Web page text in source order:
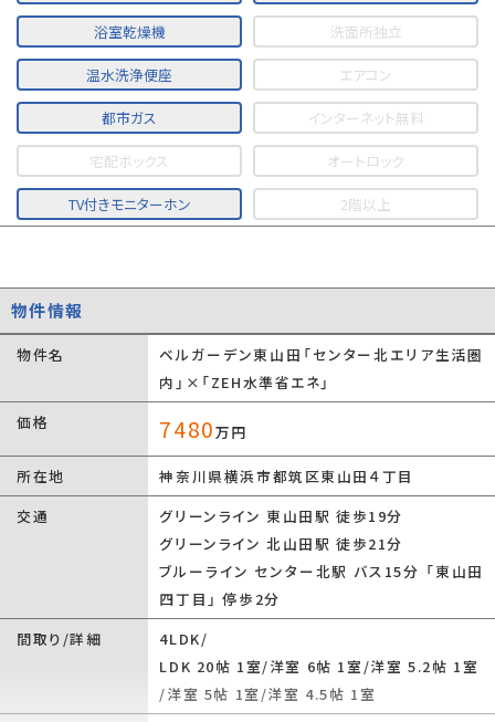
浴室乾燥機 洗面所独立
温水洗浄便座 エアコン
都市ガス インターネット無料
宅配ボックス オートロック
TV付きモニターホン 2階以上
物件情報
物件名
ベルガーデン東山田「センター北エリア生活圏
内」×「ZEH水準省エネ」
価格
7480万円
所在地
神奈川県横浜市都筑区東山田４丁目
交通
グリーンライン 東山田駅 徒歩19分
グリーンライン 北山田駅 徒歩21分
ブルーライン センター北駅 バス15分 「東山田
四丁目」 停歩2分
間取り/詳細
4LDK/
LDK 20帖 1室/洋室 6帖 1室 /洋室 5.2帖 1室
/洋室 5帖 1室 /洋室 4.5帖 1室